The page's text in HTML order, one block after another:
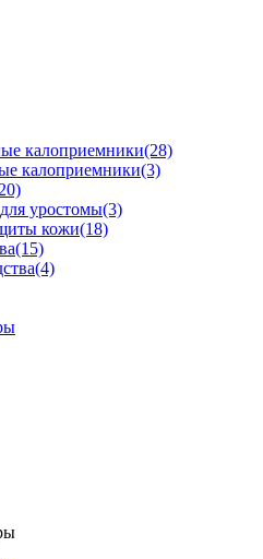
калоприемники(28)
калоприемники(3)
уростомы(3)
кожи(18)
(15)
(4)